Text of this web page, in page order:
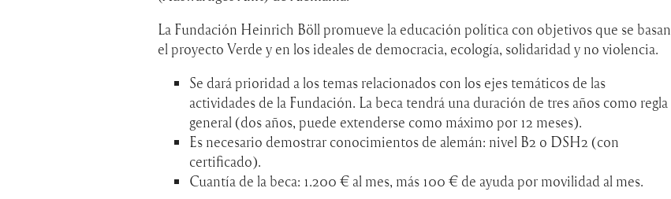
La Fundación Heinrich Böll promueve la educación política con objetivos que se basan
el proyecto Verde y en los ideales de democracia, ecología, solidaridad y no violencia.
Se dará prioridad a los temas relacionados con los ejes temáticos de las
actividades de la Fundación. La beca tendrá una duración de tres años como regla
general (dos años, puede extenderse como máximo por 12 meses).
Es necesario demostrar conocimientos de alemán: nivel B2 o DSH2 (con
certificado).
Cuantía de la beca: 1.200 € al mes, más 100 € de ayuda por movilidad al mes.